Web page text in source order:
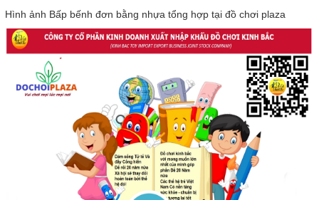
Hình ảnh Bấp bếnh đơn bằng nhựa tổng hợp tại đồ chơi plaza